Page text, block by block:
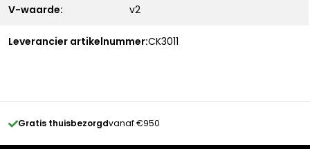
V-waarde: v2
Leverancier artikelnummer:CK3011
Gratis thuisbezorgdvanaf €950